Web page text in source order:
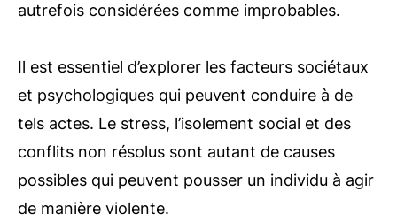
autrefois considérées comme improbables.
Il est essentiel d’explorer les facteurs sociétaux
et psychologiques qui peuvent conduire à de
tels actes. Le stress, l’isolement social et des
conflits non résolus sont autant de causes
possibles qui peuvent pousser un individu à agir
de manière violente.